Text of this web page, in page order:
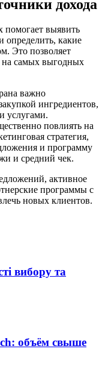
дохода
помогает выявить
какие
Это позволяет
на самых выгодных
важно
ингредиентов,
услугами.
повлиять на
стратегия,
и программу
и средний чек.
активное
программы с
новых клиентов.
вибору та
объём свыше